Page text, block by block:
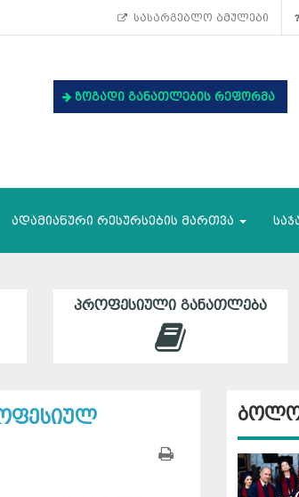
სასარგებლო ბმულები
ზოგადი განათლების რეფორმა
ადამიანური რესურსების მართვა
ᲞᲠᲝᲤᲔᲡᲘᲣᲚᲘ ᲒᲐᲜᲐᲗᲚᲔᲑᲐ
ბოლო